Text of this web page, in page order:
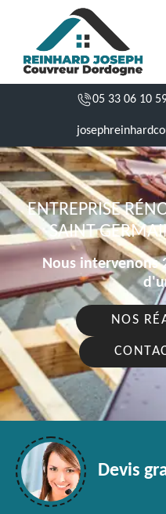
05 33 06 10
ENTREPRISE
SAINT
Nous intervenons
NOS
Devis